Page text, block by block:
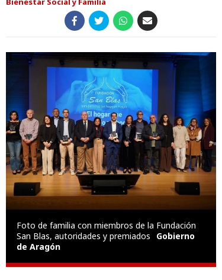
Foto de familia con miembros de la Fundación
San Blas, autoridades y premiados
Gobierno
de Aragón